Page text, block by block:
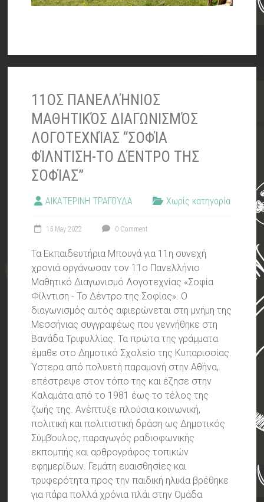
11ΟΣ ΠΑΝΕΛΛΉΝΙΟΣ
ΜΑΘΗΤΙΚΌΣ ΔΙΑΓΩΝΙΣΜΌΣ
ΛΟΓΟΤΕΧΝΊΑΣ “ΣΟΦΊΑ
ΦΊΛΝΤΙΣΗ-ΤΟ ΔΈΝΤΡΟ ΤΗΣ
ΣΟΦΊΑΣ”
ΑΙΚΑΤΕΡΙΝΗ ΤΡΑΓΟΥΔΑ Χωρίς κατηγορία
15 May 2022 0 Comment
Τα Εκπαιδευτήρια Μπουγά για 11η συνεχή
χρονιά οργάνωσαν τον 11ο Πανελλήνιο
Μαθητικό Διαγωνισμό Λογοτεχνίας «Σοφία
Φίλντιση - Το Δέντρο της Σοφίας». Ο
διαγωνισμός αυτός αφιερώνεται στη μνήμη της
Μεσσήνιας συγγραφέως που γεννήθηκε στη
Βανάδα Τριφυλλίας. Τα πρώτα της γράμματα
έμαθε στο Δημοτικό Σχολείο της Κυπαρισσίας.
Ύστερα από πολυετή παραμονή στην Αθήνα,
επέστρεψε στον τόπο της και έζησε στην
Καλαμάτα από το 1981 έως το τέλος της
ζωής της. Ανέπτυξε πλούσια κοινωνική,
πολιτική και πολιτιστική δράση ως Δημοτικός
Σύμβουλος, παραγωγός ραδιοφωνικής
εκπομπής και αρθρογράφος τοπικών
εφημερίδων. Γεμάτη ευαισθησίες και
τρυφερότητα προς την παιδική ηλικία βρέθηκε
για πάρα πολλά χρόνια πλάι στην Ομάδα